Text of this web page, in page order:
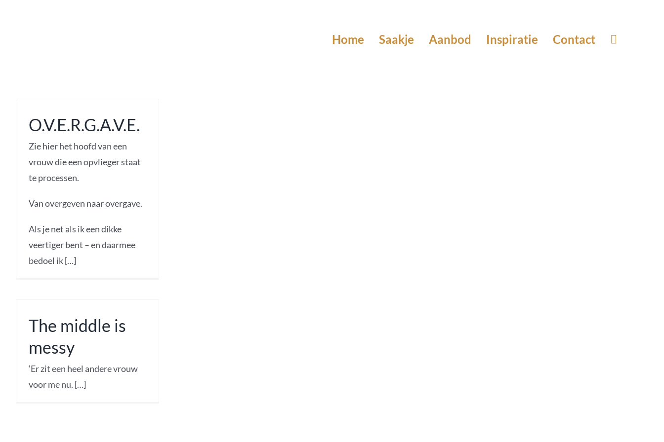
Home Saakje Aanbod Inspiratie Contact
O.V.E.R.G.A.V.E.
Zie hier het hoofd van een
vrouw die een opvlieger staat
te processen.
Van overgeven naar overgave.
Als je net als ik een dikke
veertiger bent – en daarmee
bedoel ik […]
The middle is
messy
‘Er zit een heel andere vrouw
voor me nu. […]